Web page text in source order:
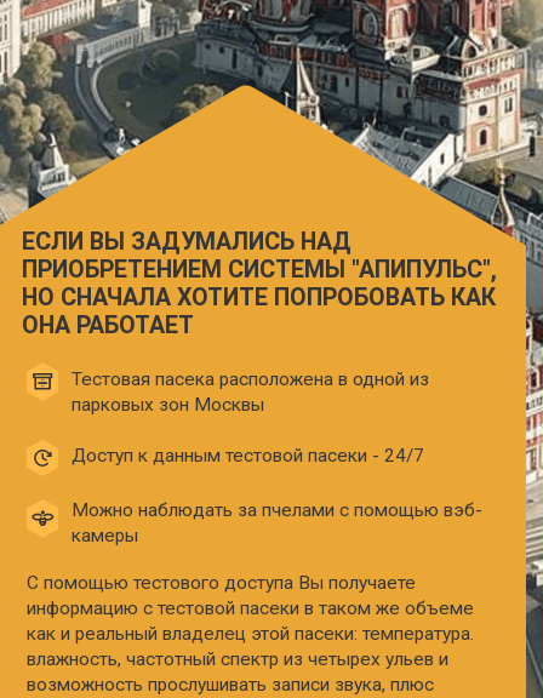
ЕСЛИ ВЫ ЗАДУМАЛИСЬ НАД
ПРИОБРЕТЕНИЕМ СИСТЕМЫ "АПИПУЛЬС",
НО СНАЧАЛА ХОТИТЕ ПОПРОБОВАТЬ КАК
ОНА РАБОТАЕТ
Тестовая пасека расположена в одной из
парковых зон Москвы
Доступ к данным тестовой пасеки - 24/7
С помощью тестового доступа Вы получаете
информацию с тестовой пасеки в таком же объеме
как и реальный владелец этой пасеки: температура.
влажность, частотный спектр из четырех ульев и
возможность прослушивать записи звука, плюс